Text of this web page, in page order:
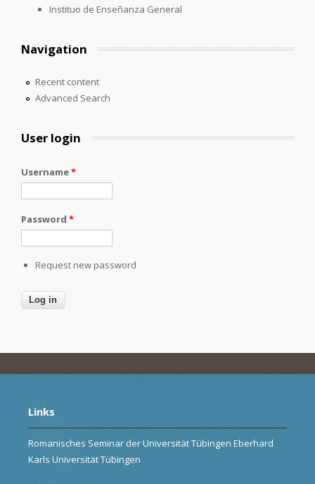
Instituo de Enseñanza General
Navigation
Recent content
Advanced Search
User login
Username*
Password *
Request new password
Links
Romanisches Seminar der Universität Tübingen Eberhard
Karls Universität Tübingen